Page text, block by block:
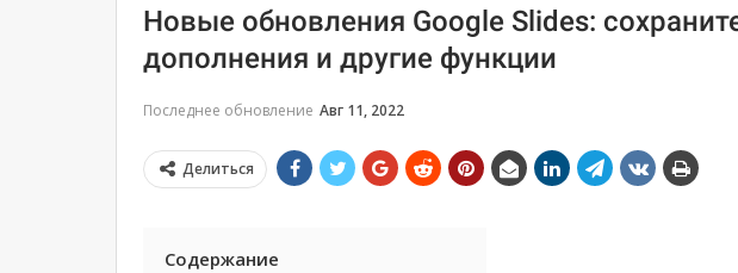
Новые обновления Google Slides:
дополнения и другие функции
Последнее обновление Авг 11, 2022
Делиться
Содержание